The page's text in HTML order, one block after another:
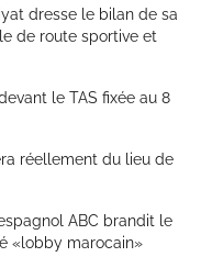
dresse le bilan de sa
de route sportive et
le TAS fixée au 8
réellement du lieu de
ABC brandit le
«lobby marocain»